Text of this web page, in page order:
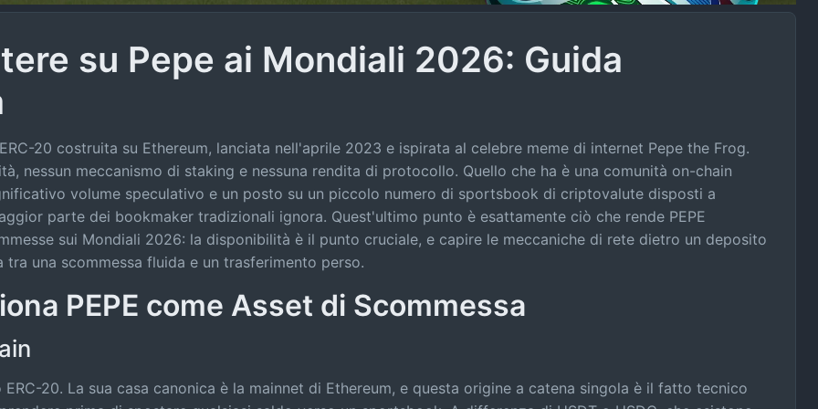
su Pepe ai Mondiali 2026: Guida
20 costruita su Ethereum, lanciata nell'aprile 2023 e ispirata al celebre meme di internet Pepe the Frog.
nessun meccanismo di staking e nessuna rendita di protocollo. Quello che ha è una comunità on-chain
volume speculativo e un posto su un piccolo numero di sportsbook di criptovalute disposti a
parte dei bookmaker tradizionali ignora. Quest'ultimo punto è esattamente ciò che rende PEPE
sui Mondiali 2026: la disponibilità è il punto cruciale, e capire le meccaniche di rete dietro un deposito
tra una scommessa fluida e un trasferimento perso.
PEPE come Asset di Scommessa
ERC-20. La sua casa canonica è la mainnet di Ethereum, e questa origine a catena singola è il fatto tecnico